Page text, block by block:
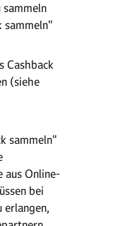
sammeln"
Cashback
(siehe
sammeln"
aus Online-
bei
erlangen,